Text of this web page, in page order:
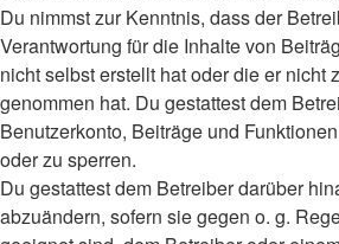
Du nimmst zur Kenntnis, dass der
Verantwortung für die Inhalte von
nicht selbst erstellt hat oder die er nicht
genommen hat. Du gestattest dem
Benutzerkonto, Beiträge und
oder zu sperren.
Du gestattest dem Betreiber darüber
abzuändern, sofern sie gegen o. g.